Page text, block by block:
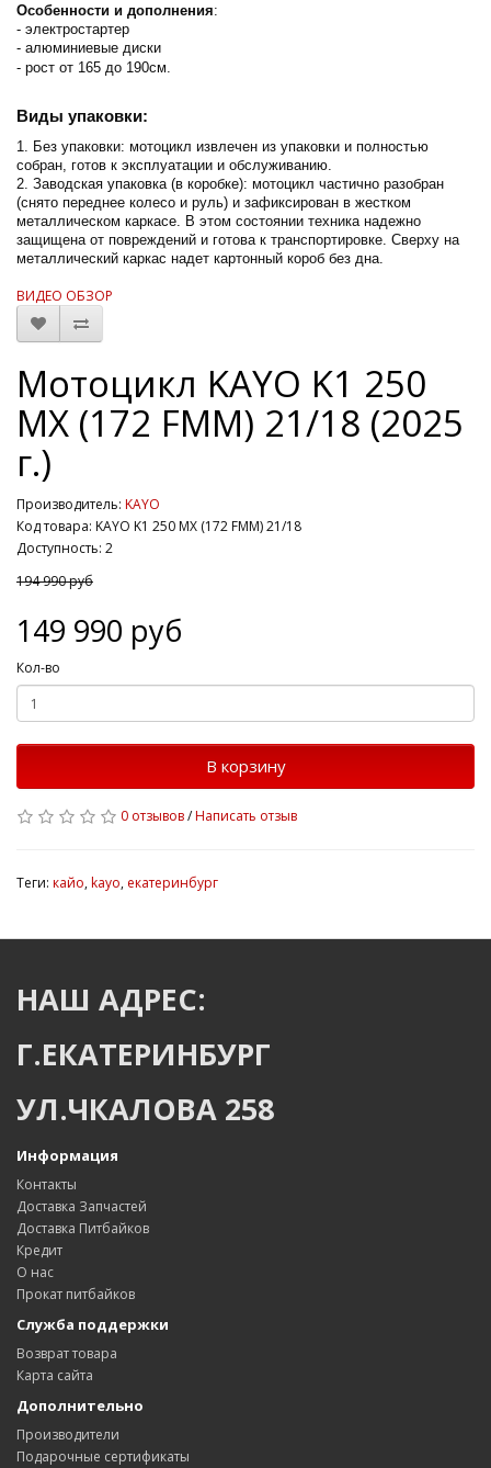
Особенности и дополнения:
- электростартер
- алюминиевые диски
- рост от 165 до 190см.
Виды упаковки:
1. Без упаковки: мотоцикл извлечен из упаковки и полностью
собран, готов к эксплуатации и обслуживанию.
2. Заводская упаковка (в коробке): мотоцикл частично разобран
(снято переднее колесо и руль) и зафиксирован в жестком
металлическом каркасе. В этом состоянии техника надежно
защищена от повреждений и готова к транспортировке. Сверху на
металлический каркас надет картонный короб без дна.
ВИДЕО ОБЗОР
Мотоцикл KAYO K1 250
MX (172 FMM) 21/18 (2025
г.)
Производитель: KAYO
Код товара: KAYO K1 250 MX (172 FMM) 21/18
Доступность: 2
194 990 руб
149 990 руб
Кол-во
В корзину
0 отзывов/Написать отзыв
Теги: кайо,kayo, екатеринбург
НАШ АДРЕС:
Г.ЕКАТЕРИНБУРГ
УЛ.ЧКАЛОВА 258
Информация
Контакты
Доставка Запчастей
Доставка Питбайков
Кредит
О нас
Прокат питбайков
Служба поддержки
Возврат товара
Карта сайта
Дополнительно
Производители
Подарочные сертификаты